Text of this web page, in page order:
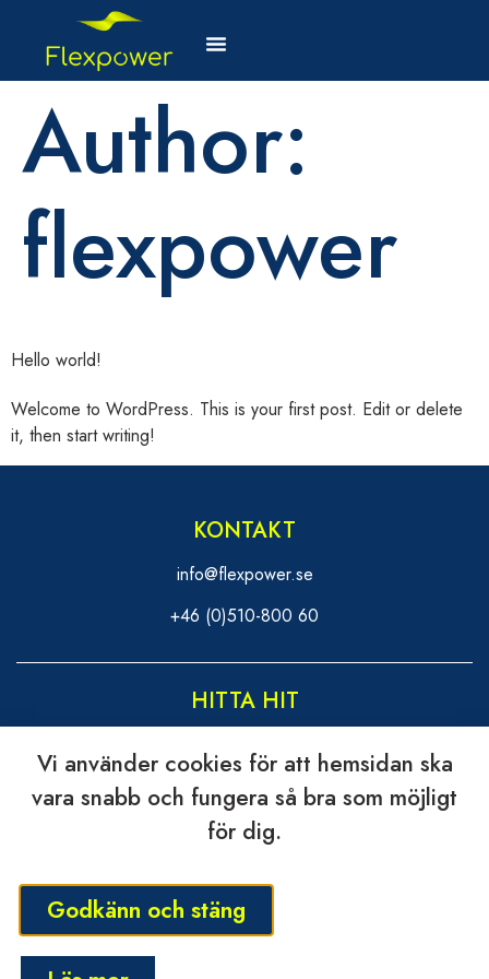
Author:
flexpower
Hello world!
Welcome to WordPress. This is your first post. Edit or delete
it, then start writing!
KONTAKT
info@flexpower.se
+46 (0)510-800 60
HITTA HIT
Skaragatan 114 J
531 40 Lidköping
FÖLJ OSS
Vi använder cookies för att hemsidan ska
vara snabb och fungera så bra som möjligt
för dig.
Godkänn och stäng